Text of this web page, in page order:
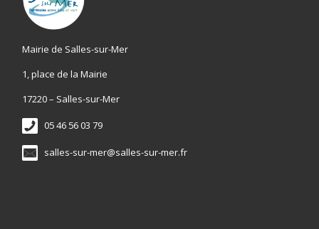
Mairie de Salles-sur-Mer
1, place de la Mairie
17220 – Salles-sur-Mer
05 46 56 03 79
salles-sur-mer@salles-sur-mer.fr